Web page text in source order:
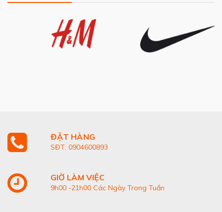
ĐẶT HÀNG
SĐT: 0904600893
GIỜ LÀM VIỆC
9h00 -21h00 Các Ngày Trong Tuần